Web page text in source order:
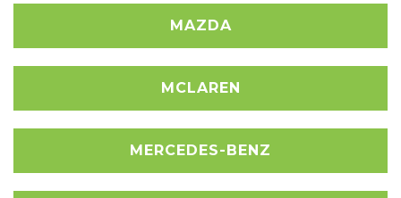
MAZDA
MCLAREN
MERCEDES-BENZ